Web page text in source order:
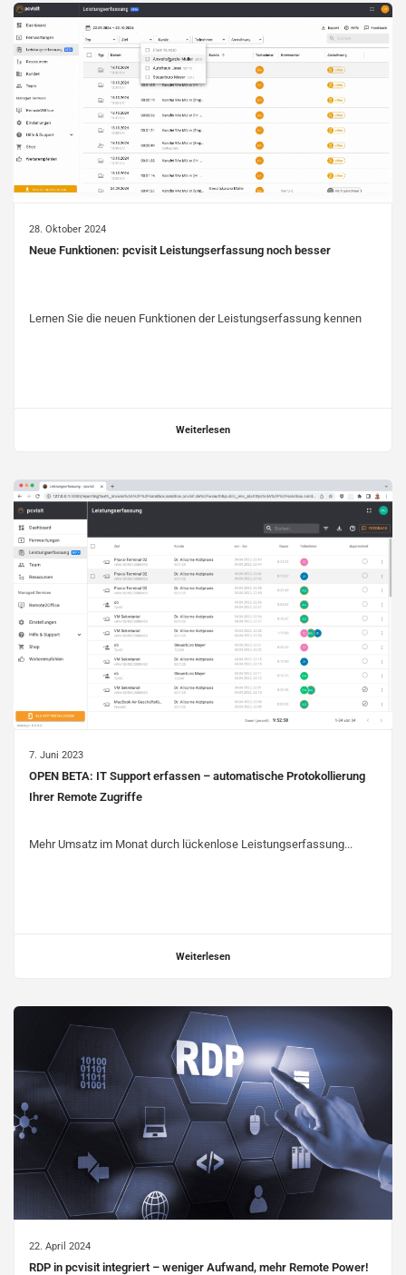
28. Oktober 2024
Neue Funktionen: pcvisit Leistungserfassung noch besser
Lernen Sie die neuen Funktionen der Leistungserfassung kennen
Weiterlesen
7. Juni 2023
OPEN BETA: IT Support erfassen – automatische Protokollierung
Ihrer Remote Zugriffe
Mehr Umsatz im Monat durch lückenlose Leistungserfassung...
Weiterlesen
22. April 2024
RDP in pcvisit integriert – weniger Aufwand, mehr Remote Power!